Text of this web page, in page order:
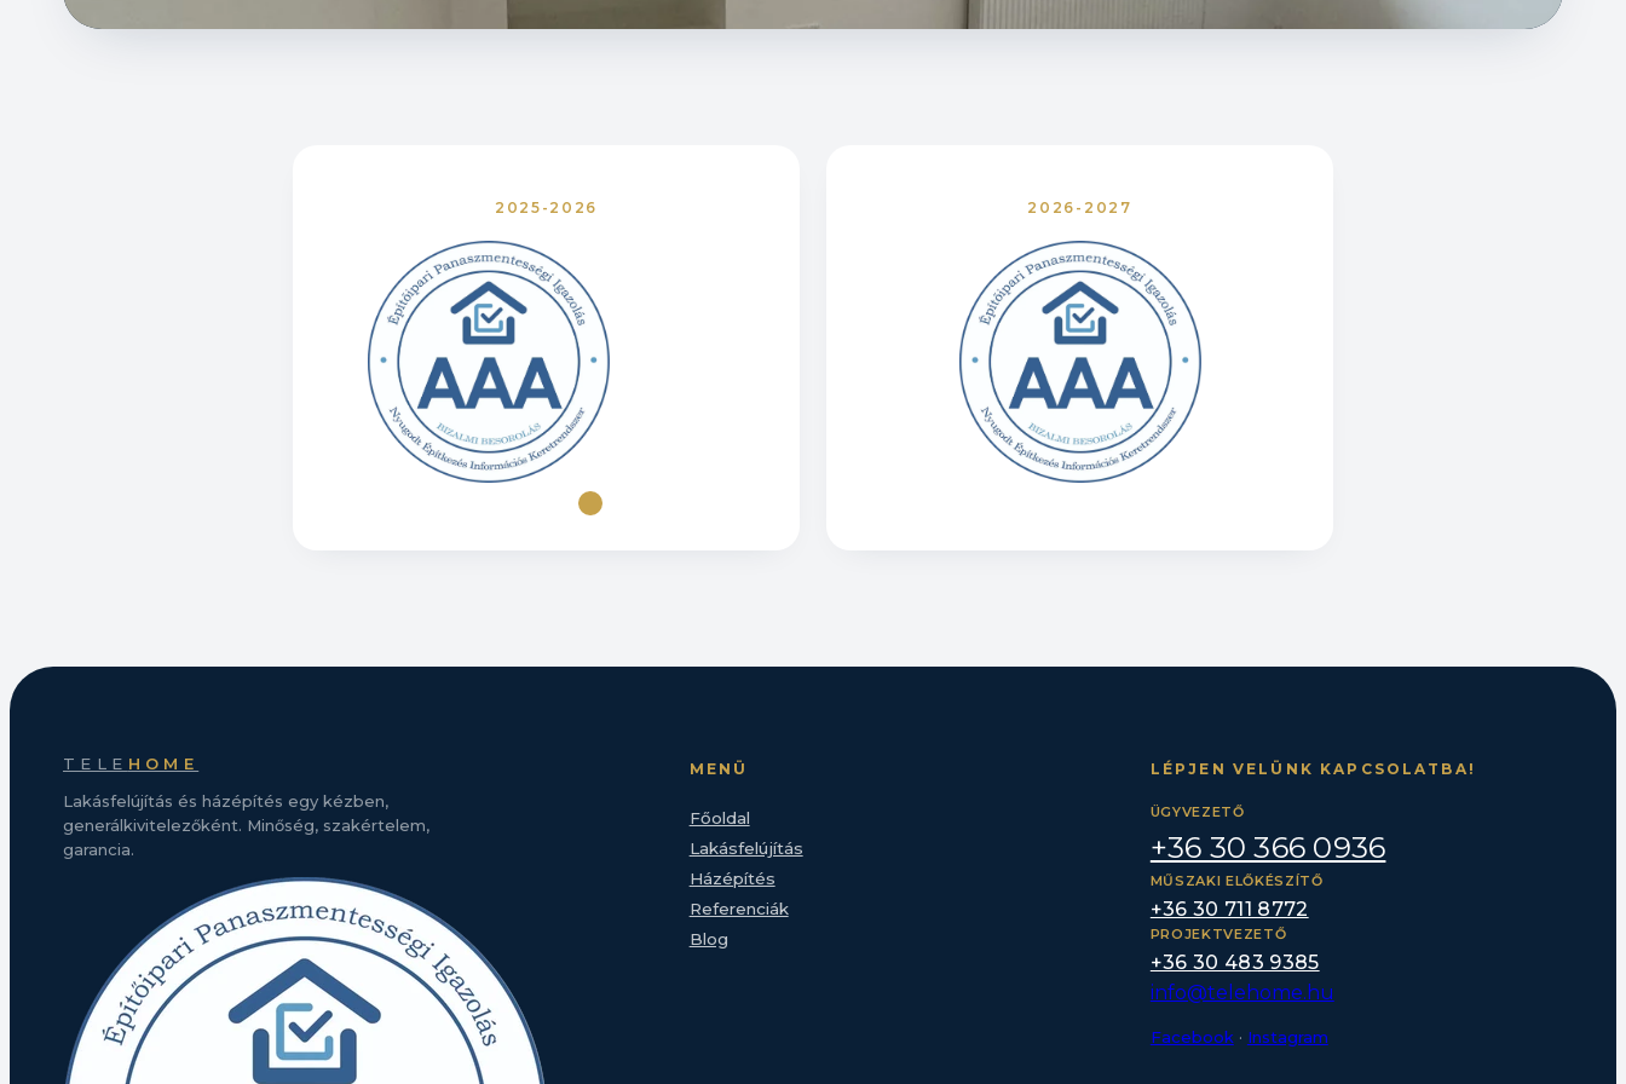
2025-2026
tanusítványra
2026-2027
TELE HOME
Lakásfelújítás és házépítés egy kézben,
generálkivitelezőként. Minőség, szakértelem,
garancia.
MENÜ
Főoldal
Lakásfelújítás
Házépítés
Referenciák
Blog
LÉPJEN VELÜNK KAPCSOLATBA!
ÜGYVEZETŐ
+36 30 366 0936
MŰSZAKI ELŐKÉSZÍTŐ
+36 30 711 8772
PROJEKTVEZETŐ
+36 30 483 9385
info@telehome.hu
Facebook· Instagram